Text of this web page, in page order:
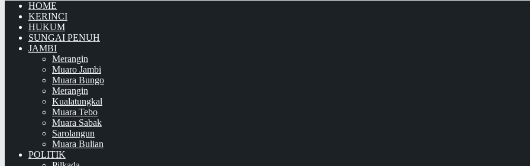
HOME
KERINCI
HUKUM
SUNGAI PENUH
JAMBI
Merangin
Muaro Jambi
Muara Bungo
Merangin
Kualatungkal
Muara Tebo
Muara Sabak
Sarolangun
Muara Bulian
POLITIK